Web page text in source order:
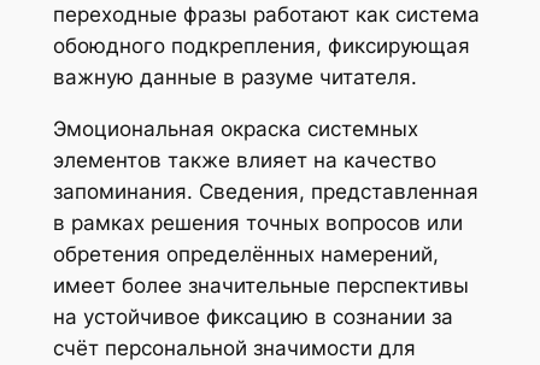
переходные фразы работают как система
обоюдного подкрепления, фиксирующая
важную данные в разуме читателя.
Эмоциональная окраска системных
элементов также влияет на качество
запоминания. Сведения, представленная
в рамках решения точных вопросов или
обретения определённых намерений,
имеет более значительные перспективы
на устойчивое фиксацию в сознании за
счёт персональной значимости для